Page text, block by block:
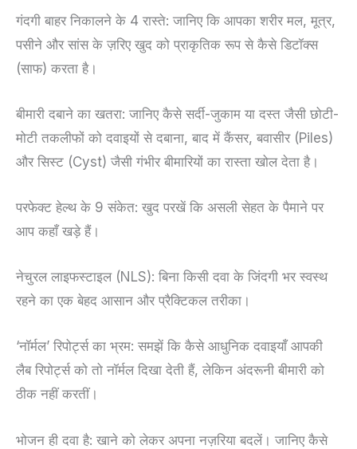
गंदगी बाहर निकालने के 4 रास्ते: जानिए कि आपका शरीर मल, मूत्र,
पसीने और सांस के ज़रिए खुद को प्राकृतिक रूप से कैसे डिटॉक्स
(साफ) करता है।
बीमारी दबाने का खतरा: जानिए कैसे सर्दी-जुकाम या दस्त जैसी छोटी-
मोटी तकलीफों को दवाइयों से दबाना, बाद में कैंसर, बवासीर (Piles)
और सिस्ट (Cyst) जैसी गंभीर बीमारियों का रास्ता खोल देता है।
परफेक्ट हेल्थ के 9 संकेत: खुद परखें कि असली सेहत के पैमाने पर
आप कहाँ खड़े हैं।
नेचुरल लाइफस्टाइल (NLS): बिना किसी दवा के जिंदगी भर स्वस्थ
रहने का एक बेहद आसान और प्रैक्टिकल तरीका।
‘नॉर्मल’ रिपोर्ट्स का भ्रम: समझें कि कैसे आधुनिक दवाइयाँ आपकी
लैब रिपोर्ट्स को तो नॉर्मल दिखा देती हैं, लेकिन अंदरूनी बीमारी को
ठीक नहीं करतीं।
भोजन ही दवा है: खाने को लेकर अपना नज़रिया बदलें। जानिए कैसे